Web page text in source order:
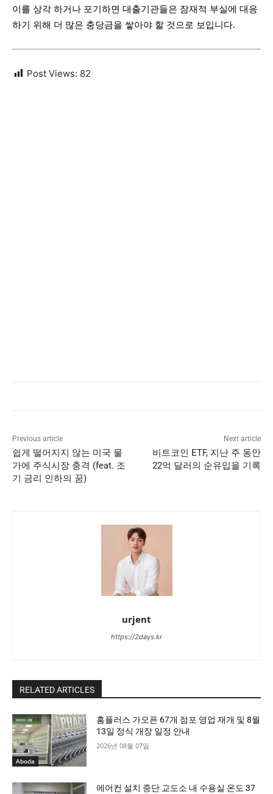
이를 상각 하거나 포기하면 대출기관들은 잠재적 부실에 대응
하기 위해 더 많은 충당금을 쌓아야 할 것으로 보입니다.
Post Views: 82
Previous article
쉽게 떨어지지 않는 미국 물
가에 주식시장 충격 (feat. 조
기 금리 인하의 꿈)
Next article
비트코인 ETF, 지난 주 동안
22억 달러의 순유입을 기록
urjent
https://2days.kr
RELATED ARTICLES
Aboda
홈플러스 가오픈 67개 점포 영업 재개 및 8월
13일 정식 개장 일정 안내
2026년 08월 07일
에어컨 설치 중단 교도소 내 수용실 온도 37